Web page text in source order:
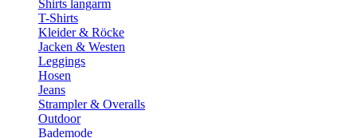
Shirts langarm
T-Shirts
Kleider & Röcke
Jacken & Westen
Leggings
Hosen
Jeans
Strampler & Overalls
Outdoor
Bademode